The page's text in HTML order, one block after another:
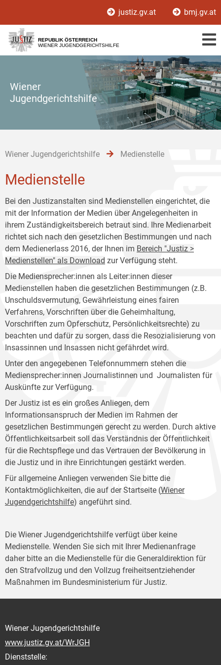
[1]
[2]
[3]
justiz.gv.at bmj.gv.at
REPUBLIK ÖSTERREICH
WIENER JUGENDGERICHTSHILFE
Wiener
Jugendgerichtshilfe
Wiener Jugendgerichtshilfe Medienstelle
Medienstelle
Bei den Justizanstalten sind Medienstellen eingerichtet, die
mit der Information der Medien über Angelegenheiten in
ihrem Zuständigkeitsbereich betraut sind. Ihre Medienarbeit
richtet sich nach den gesetzlichen Bestimmungen und nach
dem Medienerlass 2016, der Ihnen im Bereich "Justiz >
Medienstellen" als Download zur Verfügung steht.
Die Mediensprecher:innen als Leiter:innen dieser
Medienstellen haben die gesetzlichen Bestimmungen (z.B.
Unschuldsvermutung, Gewährleistung eines fairen
Verfahrens, Vorschriften über die Geheimhaltung,
Vorschriften zum Opferschutz, Persönlichkeitsrechte) zu
beachten und dafür zu sorgen, dass die Resozialisierung von
Insassinnen und Insassen nicht gefährdet wird.
Unter den angegebenen Telefonnummern stehen die
Mediensprecher:innen Journalistinnen und Journalisten für
Auskünfte zur Verfügung.
Der Justiz ist es ein großes Anliegen, dem
Informationsanspruch der Medien im Rahmen der
gesetzlichen Bestimmungen gerecht zu werden. Durch aktive
Öffentlichkeitsarbeit soll das Verständnis der Öffentlichkeit
für die Rechtspflege und das Vertrauen der Bevölkerung in
die Justiz und in ihre Einrichtungen gestärkt werden.
Für allgemeine Anliegen verwenden Sie bitte die
Kontaktmöglichkeiten, die auf der Startseite (Wiener
Jugendgerichtshilfe) angeführt sind.
Die Wiener Jugendgerichtshilfe verfügt über keine
Medienstelle. Wenden Sie sich mit Ihrer Medienanfrage
daher bitte an die Medienstelle für die Generaldirektion für
den Strafvollzug und den Vollzug freiheitsentziehender
Maßnahmen im Bundesministerium für Justiz.
Wiener Jugendgerichtshilfe
www.justiz.gv.at/WrJGH
Dienststelle: